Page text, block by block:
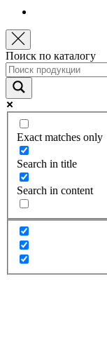
Поиск по каталогу
Exact matches only
Search in title
Search in content